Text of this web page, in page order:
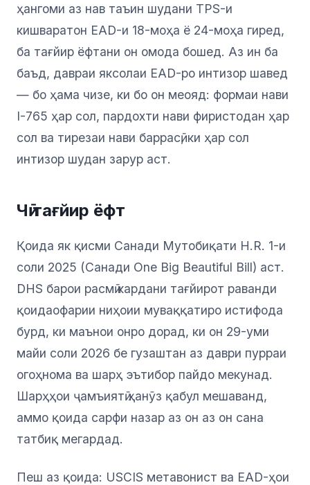
ҳангоми аз нав таъин шудани TPS-и
кишваратон EAD-и 18-моҳа ё 24-моҳа гиред,
ба тағйир ёфтани он омода бошед. Аз ин ба
баъд, давраи яксолаи EAD-ро интизор шавед
— бо ҳама чизе, ки бо он меояд: формаи нави
I-765 ҳар сол, пардохти нави фиристодан ҳар
сол ва тирезаи нави баррасӣ, ки ҳар сол
интизор шудан зарур аст.
Чӣ тағйир ёфт
Қоида як қисми Санади Мутобиқати H.R. 1-и
соли 2025 (Санади One Big Beautiful Bill) аст.
DHS барои расмӣ кардани тағйирот раванди
қоидаофарии ниҳоии муваққатиро истифода
бурд, ки маънои онро дорад, ки он 29-уми
майи соли 2026 бе гузаштан аз даври пурраи
огоҳнома ва шарҳ эътибор пайдо мекунад.
Шарҳҳои ҷамъиятӣ ҳанӯз қабул мешаванд,
аммо қоида сарфи назар аз он аз он сана
татбиқ мегардад.
Пеш аз қоида: USCIS метавонист ва EAD-ҳои